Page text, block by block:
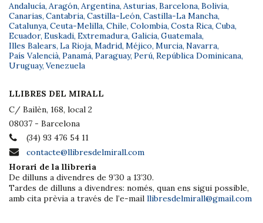
Andalucía, Aragón, Argentina, Asturias, Barcelona, Bolivia,
Canarias, Cantabria, Castilla-León, Castilla-La Mancha,
Catalunya, Ceuta-Melilla, Chile, Colombia, Costa Rica, Cuba,
Ecuador, Euskadi, Extremadura, Galicia, Guatemala,
Illes Balears, La Rioja, Madrid, Méjico, Murcia, Navarra,
País Valencià, Panamá, Paraguay, Perú, República Dominicana,
Uruguay, Venezuela
LLIBRES DEL MIRALL
C/ Bailèn, 168, local 2
08037 - Barcelona
(34) 93 476 54 11
contacte@llibresdelmirall.com
Horari de la llibreria
De dilluns a divendres de 9’30 a 13’30.
Tardes de dilluns a divendres: només, quan ens sigui possible,
amb cita prèvia a través de l’e-mail llibresdelmirall@gmail.com